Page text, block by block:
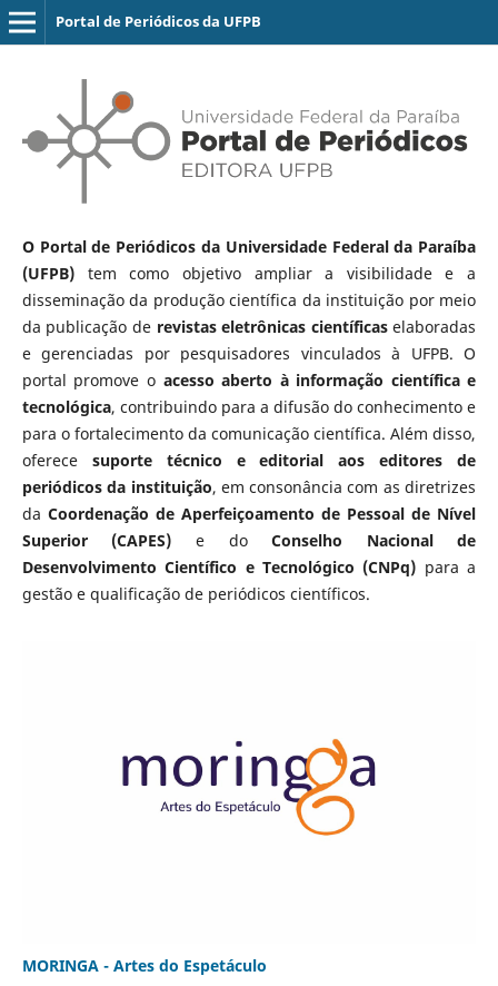
Portal de Periódicos da UFPB
O Portal de Periódicos da Universidade Federal da Paraíba
(UFPB)tem como objetivo ampliar a visibilidade e a
disseminação da produção científica da instituição por meio
da publicação de revistas eletrônicas científicaselaboradas
e gerenciadas por pesquisadores vinculados à UFPB. O
portal promove o acesso aberto à informação científica e
tecnológica, contribuindo para a difusão do conhecimento e
para o fortalecimento da comunicação científica. Além disso,
oferece suporte técnico e editorial aos editores de
periódicos da instituição, em consonância com as diretrizes
da Coordenação de Aperfeiçoamento de Pessoal de Nível
Superior (CAPES) e doConselho Nacional de
Desenvolvimento Científico e Tecnológico (CNPq) para a
gestão e qualificação de periódicos científicos.
MORINGA - Artes do Espetáculo